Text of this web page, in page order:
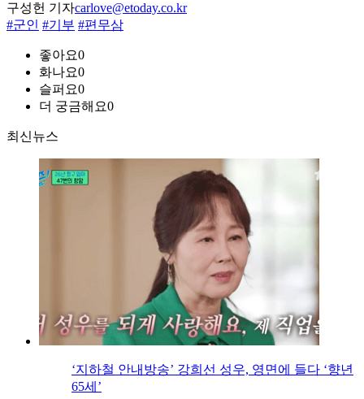
구성헌 기자carlove@etoday.co.kr
#군인 #기부 #편무삼
좋아요0
화나요0
슬퍼요0
더 궁금해요0
최신뉴스
‘지하철 안내방송’ 강희선 성우, 영면에 들다 ‘향년
65세’